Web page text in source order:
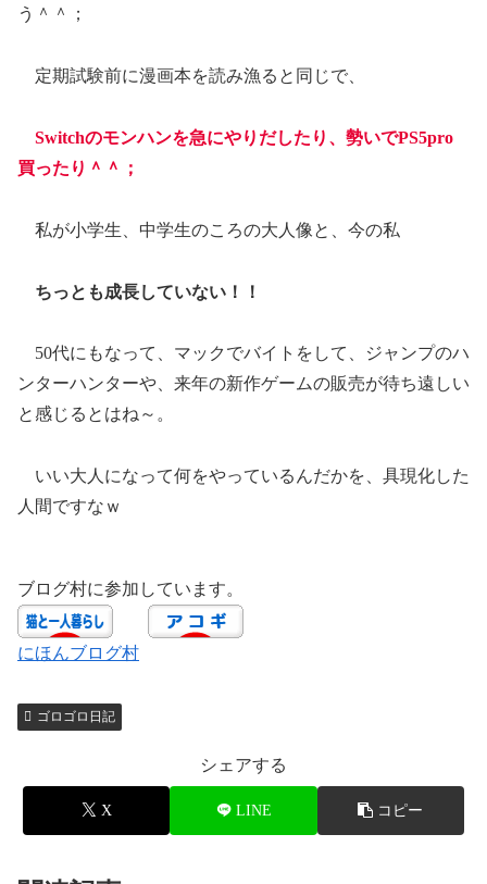
う＾＾；
定期試験前に漫画本を読み漁ると同じで、
Switchのモンハンを急にやりだしたり、勢いでPS5pro
買ったり＾＾；
私が小学生、中学生のころの大人像と、今の私
ちっとも成長していない！！
50代にもなって、マックでバイトをして、ジャンプのハ
ンターハンターや、来年の新作ゲームの販売が待ち遠しい
と感じるとはね～。
いい大人になって何をやっているんだかを、具現化した
人間ですなｗ
ブログ村に参加しています。
にほんブログ村
ゴロゴロ日記
シェアする
X LINE コピー